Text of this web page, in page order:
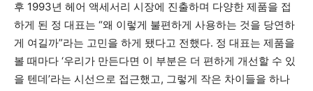
후 1993년 헤어 액세서리 시장에 진출하며 다양한 제품을 접
하게 된 정 대표는 “왜 이렇게 불편하게 사용하는 것을 당연하
게 여길까”라는 고민을 하게 됐다고 전했다. 정 대표는 제품을
볼 때마다 ‘우리가 만든다면 이 부분은 더 편하게 개선할 수 있
을 텐데’라는 시선으로 접근했고, 그렇게 작은 차이들을 하나